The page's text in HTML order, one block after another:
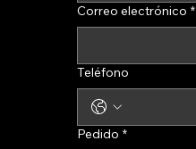
Correo electrónico *
Teléfono
Pedido *